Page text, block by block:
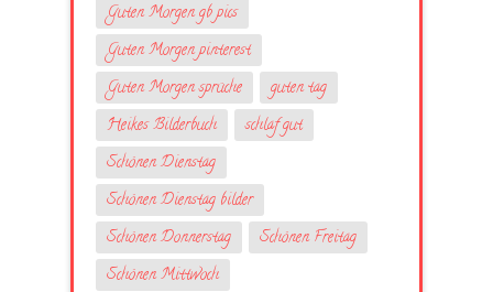
Guten Morgen gb pics
Guten Morgen pinterest
Guten Morgen sprüche
guten tag
Heikes Bilderbuch
schlaf gut
Schönen Dienstag
Schönen Dienstag bilder
Schönen Donnerstag
Schönen Freitag
Schönen Mittwoch